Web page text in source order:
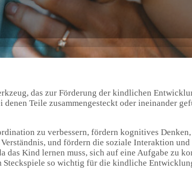
das zur Förderung der kindlichen
denen Teile zusammengesteckt oder ineinander
zu verbessern, fördern kognitives Denken,
und fördern die soziale Interaktion und
das Kind lernen muss, sich auf eine Aufgabe zu
so wichtig für die kindliche